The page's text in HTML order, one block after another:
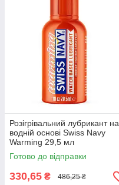
Розігрівальний лубрикант на
водній основі Swiss Navy
Warming 29,5 мл
777Store.com.ua
Готово до відправки
330,65 ₴ 486,25 ₴